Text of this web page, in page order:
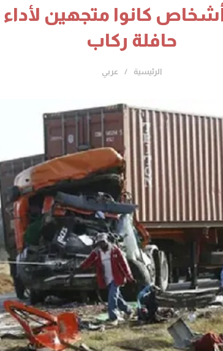
كانوا متجهين لأداء
حافلة ركاب
الرئيسية عربي